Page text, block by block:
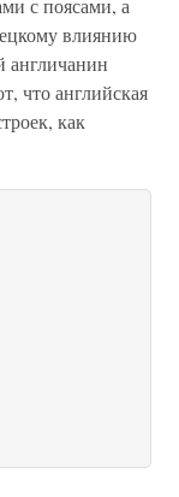
с поясами, а
влиянию
англичанин
что английская
как